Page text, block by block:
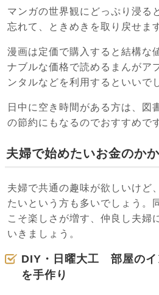
マンガの世界観にどっぷり浸る
忘れて、ときめきを取り戻せま
漫画は定価で購入すると結構な
ナブルな価格で読めるまんがア
ンタルなどを利用するといいで
日中に空き時間がある方は、図
の節約にもなるのでおすすめで
夫婦で始めたいお金のか
夫婦で共通の趣味が欲しいけど
たいという方も多いでしょう。
こそ楽しさが増す、仲良し夫婦
いきましょう。
DIY・日曜大工 部屋のイ
を手作り